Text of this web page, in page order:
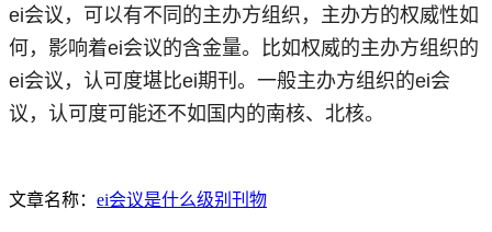
ei会议，可以有不同的主办方组织，主办方的权威性如
何，影响着ei会议的含金量。比如权威的主办方组织的
ei会议，认可度堪比ei期刊。一般主办方组织的ei会
议，认可度可能还不如国内的南核、北核。
文章名称： ei会议是什么级别刊物